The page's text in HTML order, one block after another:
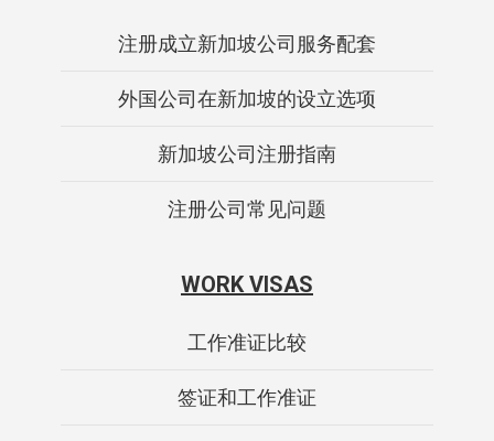
注册成立新加坡公司服务配套
外国公司在新加坡的设立选项
新加坡公司注册指南
注册公司常见问题
WORK VISAS
工作准证比较
签证和工作准证